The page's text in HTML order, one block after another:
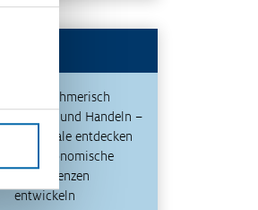
Unternehmerisch
Denken und Handeln –
Potenziale entdecken
und ökonomische
Kompetenzen
entwickeln